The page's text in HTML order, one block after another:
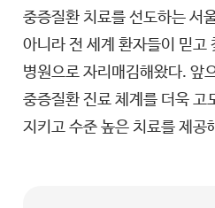
중증질환 치료를 선도하는 서
아니라 전 세계 환자들이 믿고
병원으로 자리매김해왔다. 앞
중증질환 진료 체계를 더욱 고
지키고 수준 높은 치료를 제공